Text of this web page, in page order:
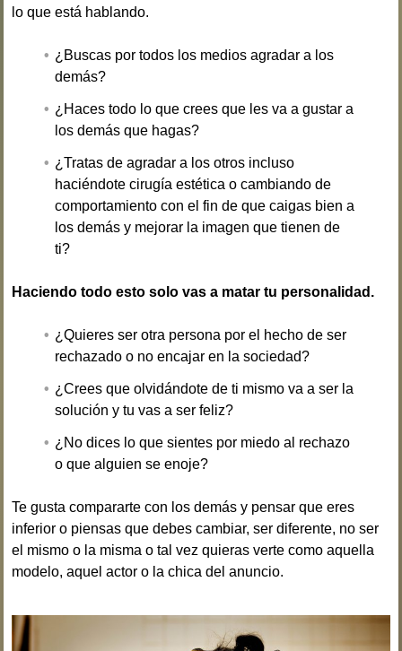
lo que está hablando.
¿Buscas por todos los medios agradar a los
demás?
¿Haces todo lo que crees que les va a gustar a
los demás que hagas?
¿Tratas de agradar a los otros incluso
haciéndote cirugía estética o cambiando de
comportamiento con el fin de que caigas bien a
los demás y mejorar la imagen que tienen de
ti?
Haciendo todo esto solo vas a matar tu personalidad.
¿Quieres ser otra persona por el hecho de ser
rechazado o no encajar en la sociedad?
¿Crees que olvidándote de ti mismo va a ser la
solución y tu vas a ser feliz?
¿No dices lo que sientes por miedo al rechazo
o que alguien se enoje?
Te gusta compararte con los demás y pensar que eres
inferior o piensas que debes cambiar, ser diferente, no ser
el mismo o la misma o tal vez quieras verte como aquella
modelo, aquel actor o la chica del anuncio.